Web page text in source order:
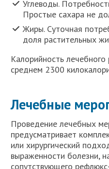
Углеводы.
Простые сахара не
Жиры. Суточная
доля растительных
Калорийность
среднем 2300
Лечебные
Проведение лечебных
предусматривает
или хирургический
выраженности болезни,
сопутствующего